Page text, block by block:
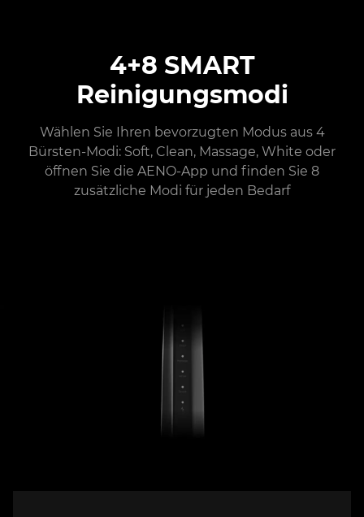
4+8 SMART
Reinigungsmodi
Wählen Sie Ihren bevorzugten Modus aus 4
Bürsten-Modi: Soft, Clean, Massage, White oder
öffnen Sie die AENO-App und finden Sie 8
zusätzliche Modi für jeden Bedarf